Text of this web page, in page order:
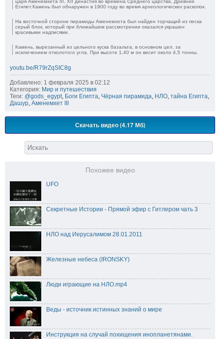
царя Аменемхета III, XII династия во времена Среднего царства, Древний
Египет.Камень был обнаружен в 1900 году во время археологических раскопок.
На восточной стороне пирамиды Аменемхета был найден торчащий из песка
серый блок, который при ближайшем рассмотрении оказался украшен
красивыми надписями.
Камень, вырезанный из цельного куска базальта, в основном цел, за
исключением отколотого угла. При высоте 1,40 м он весит около 4,5 тонны.
youtu.be/R79rZqSIC8g
Добавлено: 1 февраля 2025 в 02:12
Категория: Мир и путешествия
Теги: @gods_egypt, Боги Египта, Чёрная пирамида, НЛО, тайна Египта,
Дашур, Аменемхет III
Скачать видео (4.17 Мб)
Похожее видео
UFO
Секретные Истории - Прямой эфир с Гитлером чать 3
НЛО над Иерусалимом 28.01.2011
Железные небеса (IRONSKY)
Люди играющие на НЛО.mp4
Веды - источник истинных знаний о мире
Инструкция на случай похищения инопланетянами.